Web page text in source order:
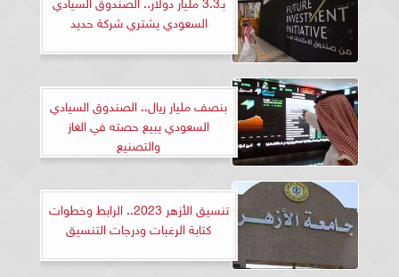
السعودي يشتري شركة حديد
بنصف مليار ريال.. الصندوق السيادي
السعودي يبيع حصته في الغاز
والتصنيع
تنسيق الأزهر 2023.. الرابط وخطوات
كتابة الرغبات ودرجات التنسيق